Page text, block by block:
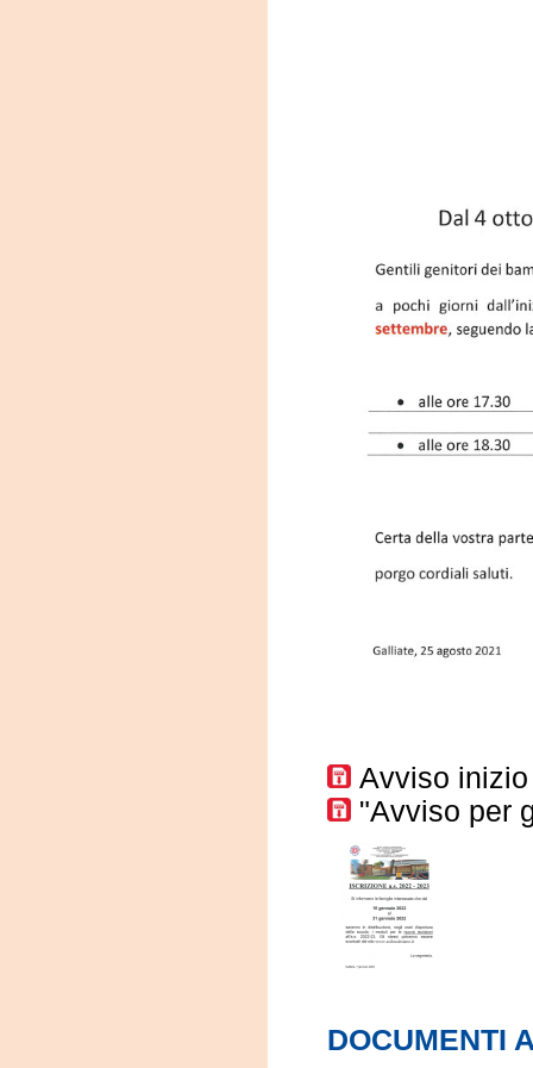
Avviso
"Avviso per
DOCUMENTI